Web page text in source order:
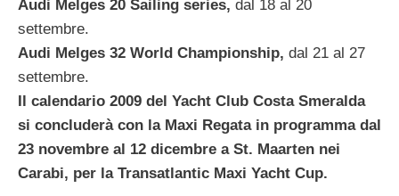
Audi Melges 20 Sailing series, dal 18 al 20
settembre.
Audi Melges 32 World Championship, dal 21 al 27
settembre.
Il calendario 2009 del Yacht Club Costa Smeralda
si concluderà con la Maxi Regata in programma dal
23 novembre al 12 dicembre a St. Maarten nei
Carabi, per la Transatlantic Maxi Yacht Cup.